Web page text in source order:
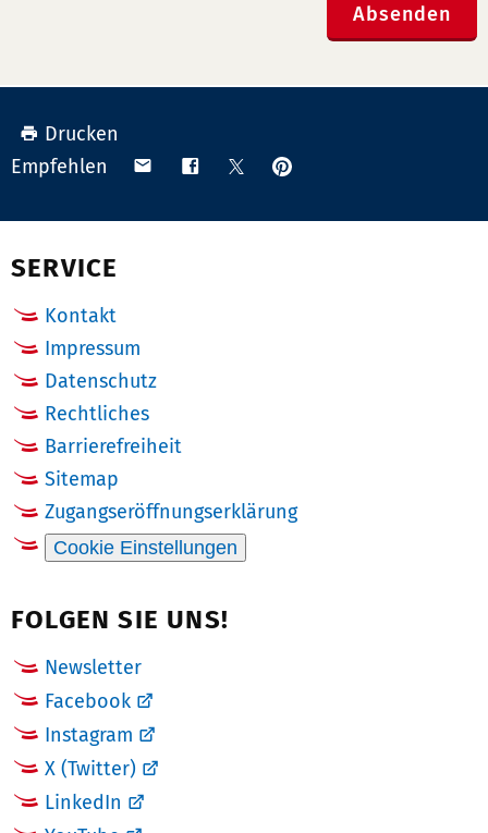
Absenden
Drucken
Empfehlen
Teilen Teilen TeilenAnpinnen
SERVICE
Kontakt
Impressum
Datenschutz
Rechtliches
Barrierefreiheit
Sitemap
Zugangseröffnungserklärung
Cookie Einstellungen
FOLGEN SIE UNS!
Newsletter
Facebook
Instagram
X (Twitter)
LinkedIn